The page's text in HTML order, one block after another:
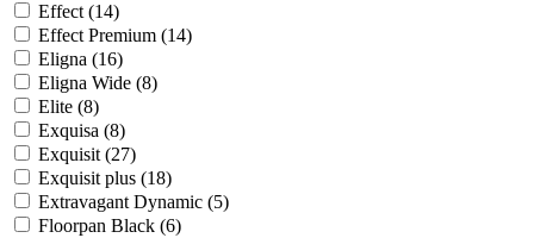
Effect (14)
Effect Premium (14)
Eligna (16)
Eligna Wide (8)
Elite (8)
Exquisa (8)
Exquisit (27)
Exquisit plus (18)
Extravagant Dynamic (5)
Floorpan Black (6)